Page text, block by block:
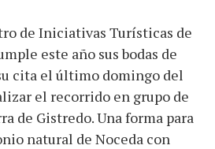
de Iniciativas Turísticas de
este año sus bodas de
cita el último domingo del
el recorrido en grupo de
de Gistredo. Una forma para
natural de Noceda con